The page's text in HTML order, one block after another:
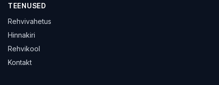
TEENUSED
Rehvivahetus
Hinnakiri
Rehvikool
Kontakt